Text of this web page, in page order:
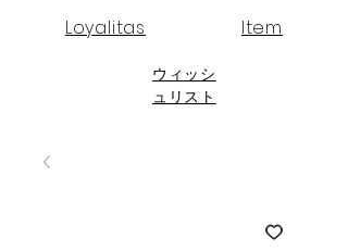
Loyalitas Item
ウィッシ
ュリスト